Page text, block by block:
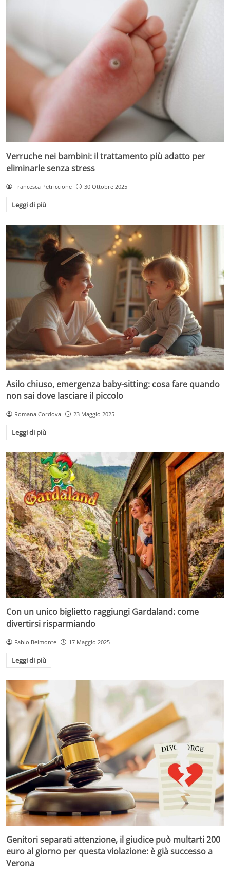
Verruche nei bambini: il trattamento più adatto per
eliminarle senza stress
Francesca Petriccione 30 Ottobre 2025
Leggi di più
Asilo chiuso, emergenza baby-sitting: cosa fare quando
non sai dove lasciare il piccolo
Romana Cordova 23 Maggio 2025
Leggi di più
Con un unico biglietto raggiungi Gardaland: come
divertirsi risparmiando
Fabio Belmonte 17 Maggio 2025
Leggi di più
Genitori separati attenzione, il giudice può multarti 200
euro al giorno per questa violazione: è già successo a
Verona